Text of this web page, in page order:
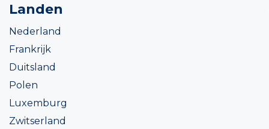
Landen
Nederland
Frankrijk
Duitsland
Polen
Luxemburg
Zwitserland